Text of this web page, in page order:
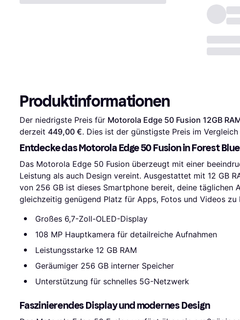
Produktinformationen
Der niedrigste Preis für Motorola Edge 50 Fusion 12GB
derzeit 449,00 €. Dies ist der günstigste Preis im Vergleich
Entdecke das Motorola Edge 50 Fusion in Forest Blue
Das Motorola Edge 50 Fusion überzeugt mit einer
Leistung als auch Design vereint. Ausgestattet mit 12 GB
von 256 GB ist dieses Smartphone bereit, deine täglichen
gleichzeitig genügend Platz für Apps, Fotos und Videos zu
Großes 6,7-Zoll-OLED-Display
108 MP Hauptkamera für detailreiche Aufnahmen
Leistungsstarke 12 GB RAM
Geräumiger 256 GB interner Speicher
Unterstützung für schnelles 5G-Netzwerk
Faszinierendes Display und modernes Design